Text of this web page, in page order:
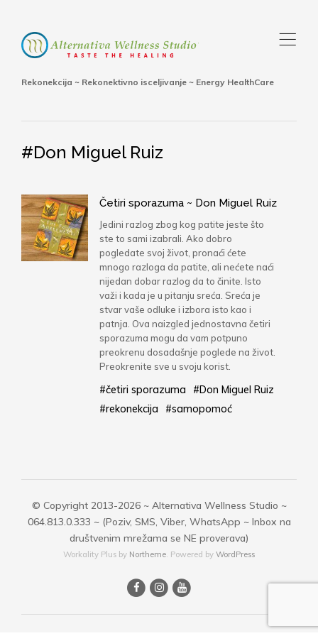
,
Rekonekcija ~ Rekonektivno isceljivanje ~ Energy HealthCare
#Don Miguel Ruiz
Četiri sporazuma ~ Don Miguel Ruiz
Jedini razlog zbog kog patite jeste što
ste to sami izabrali. Ako dobro
pogledate svoj život, pronaći ćete
mnogo razloga da patite, ali nećete naći
nijedan dobar razlog da to činite. Isto
važi i kada je u pitanju sreća. Sreća je
stvar vaše odluke i izbora isto kao i
patnja. Ova naizgled jednostavna četiri
sporazuma mogu da vam potpuno
preokrenu dosadašnje poglede na život.
Preokrenite sve u svoju korist.
#četiri sporazuma
#Don Miguel Ruiz
#rekonekcija
#samopomoć
© Copyright 2013-2026 ~ Alternativa Wellness Studio ~
064.813.0.333 ~ (Poziv, SMS, Viber, WhatsApp ~ Inbox na
društvenim mrežama se NE proverava)
Workality Plus by Northeme. Powered by WordPress